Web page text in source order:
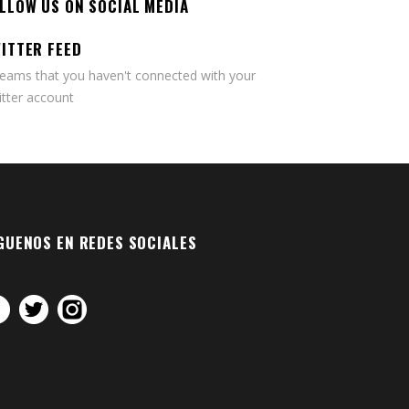
US ON SOCIAL MEDIA
FEED
that you haven't connected with your
account
EN REDES SOCIALES